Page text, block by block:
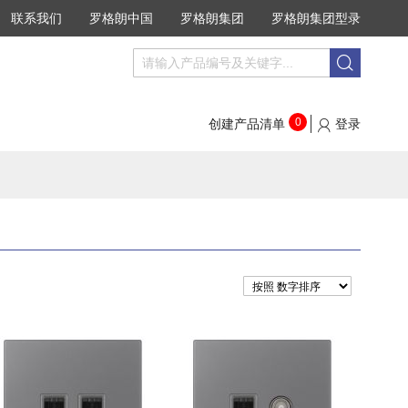
联系我们 罗格朗中国 罗格朗集团 罗格朗集团型录
搜
创建产品清单
0 登录